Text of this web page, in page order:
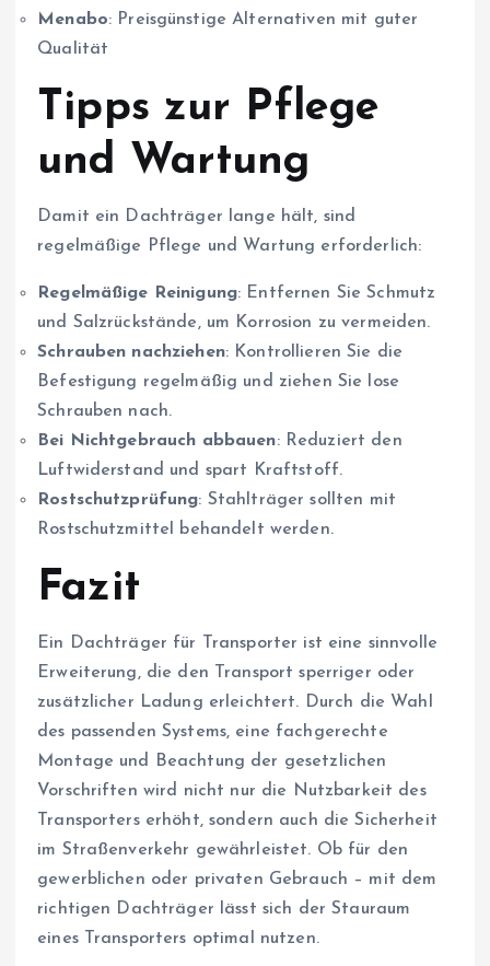
Menabo: Preisgünstige Alternativen mit guter
Qualität
Tipps zur Pflege
und Wartung
Damit ein Dachträger lange hält, sind
regelmäßige Pflege und Wartung erforderlich:
Regelmäßige Reinigung: Entfernen Sie Schmutz
und Salzrückstände, um Korrosion zu vermeiden.
Schrauben nachziehen: Kontrollieren Sie die
Befestigung regelmäßig und ziehen Sie lose
Schrauben nach.
Bei Nichtgebrauch abbauen: Reduziert den
Luftwiderstand und spart Kraftstoff.
Rostschutzprüfung: Stahlträger sollten mit
Rostschutzmittel behandelt werden.
Fazit
Ein Dachträger für Transporter ist eine sinnvolle
Erweiterung, die den Transport sperriger oder
zusätzlicher Ladung erleichtert. Durch die Wahl
des passenden Systems, eine fachgerechte
Montage und Beachtung der gesetzlichen
Vorschriften wird nicht nur die Nutzbarkeit des
Transporters erhöht, sondern auch die Sicherheit
im Straßenverkehr gewährleistet. Ob für den
gewerblichen oder privaten Gebrauch – mit dem
richtigen Dachträger lässt sich der Stauraum
eines Transporters optimal nutzen.